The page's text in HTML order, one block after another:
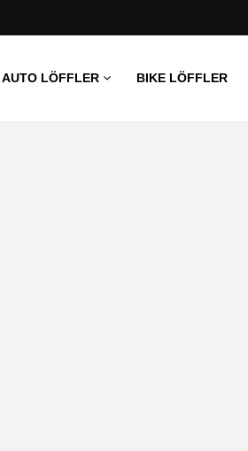
AUTO LÖFFLER BIKE LÖFFLER